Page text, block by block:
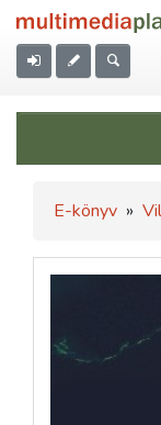
E-könyv »